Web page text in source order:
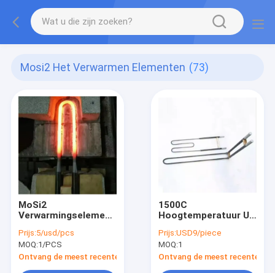
Mosi2 Het Verwarmen Elementen (73)
MoSi2
Verwarmingselementen
1850°C 1900°C
Prijs:5/usd/pcs
MOQ:1/PCS
Ontvang de meest recente Prijs
1500C
Hoogtemperatuur U-
Warmteelement
Prijs:USD9/piece
MOQ:1
Ontvang de meest recente